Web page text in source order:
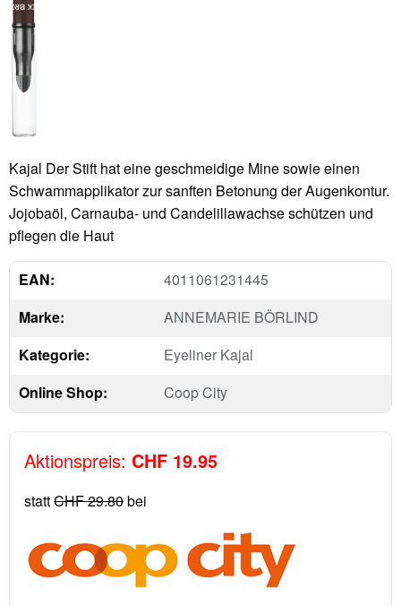
Kajal Der Stift hat eine geschmeidige Mine sowie einen
Schwammapplikator zur sanften Betonung der Augenkontur.
Jojobaöl, Carnauba- und Candelillawachse schützen und
pflegen die Haut
EAN:
4011061231445
Marke:
ANNEMARIE BÖRLIND
Kategorie:
Eyeliner Kajal
Online Shop:
Coop City
Aktionspreis: CHF 19.95
stattCHF 29.80bei